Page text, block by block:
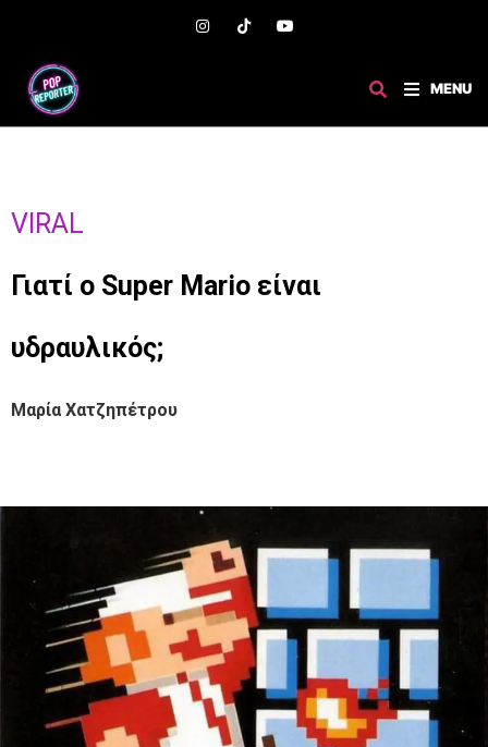
MENU
VIRAL
Γιατί ο Super Mario είναι
υδραυλικός;
Μαρία Χατζηπέτρου